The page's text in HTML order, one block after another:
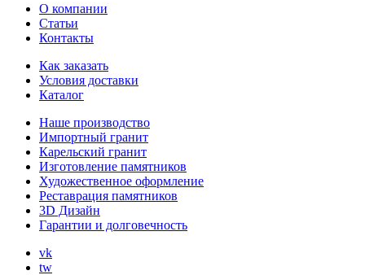
О компании
Статьи
Контакты
Как заказать
Условия доставки
Каталог
Наше производство
Импортный гранит
Карельский гранит
Изготовление памятников
Художественное оформление
Реставрация памятников
3D Дизайн
Гарантии и долговечность
vk
tw